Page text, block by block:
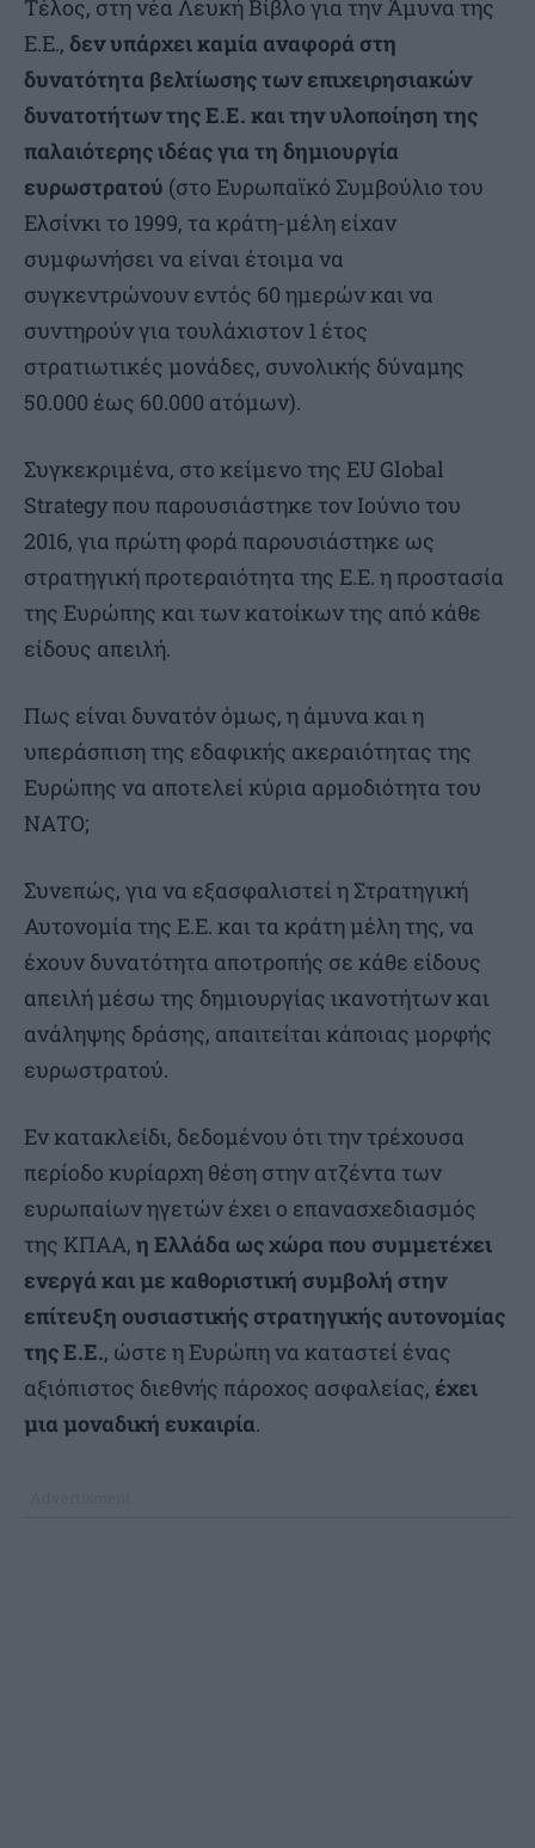
Τέλος, στη νέα Λευκή Βίβλο για την Άμυνα της
Ε.Ε., δεν υπάρχει καμία αναφορά στη
δυνατότητα βελτίωσης των επιχειρησιακών
δυνατοτήτων της Ε.Ε. και την υλοποίηση της
παλαιότερης ιδέας για τη δημιουργία
ευρωστρατού (στο Ευρωπαϊκό Συμβούλιο του
Ελσίνκι το 1999, τα κράτη-μέλη είχαν
συμφωνήσει να είναι έτοιμα να
συγκεντρώνουν εντός 60 ημερών και να
συντηρούν για τουλάχιστον 1 έτος
στρατιωτικές μονάδες, συνολικής δύναμης
50.000 έως 60.000 ατόμων).
Συγκεκριμένα, στο κείμενο της EU Global
Strategy που παρουσιάστηκε τον Ιούνιο του
2016, για πρώτη φορά παρουσιάστηκε ως
στρατηγική προτεραιότητα της Ε.Ε. η προστασία
της Ευρώπης και των κατοίκων της από κάθε
είδους απειλή.
Πως είναι δυνατόν όμως, η άμυνα και η
υπεράσπιση της εδαφικής ακεραιότητας της
Ευρώπης να αποτελεί κύρια αρμοδιότητα του
ΝΑΤΟ;
Συνεπώς, για να εξασφαλιστεί η Στρατηγική
Αυτονομία της Ε.Ε. και τα κράτη μέλη της, να
έχουν δυνατότητα αποτροπής σε κάθε είδους
απειλή μέσω της δημιουργίας ικανοτήτων και
ανάληψης δράσης, απαιτείται κάποιας μορφής
ευρωστρατού.
Εν κατακλείδι, δεδομένου ότι την τρέχουσα
περίοδο κυρίαρχη θέση στην ατζέντα των
ευρωπαίων ηγετών έχει ο επανασχεδιασμός
της ΚΠΑΑ, η Ελλάδα ως χώρα που συμμετέχει
ενεργά και με καθοριστική συμβολή στην
επίτευξη ουσιαστικής στρατηγικής αυτονομίας
της Ε.Ε., ώστε η Ευρώπη να καταστεί ένας
αξιόπιστος διεθνής πάροχος ασφαλείας, έχει
μια μοναδική ευκαιρία.